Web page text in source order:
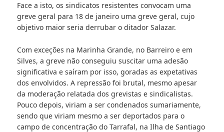
Face a isto, os sindicatos resistentes convocam uma
greve geral para 18 de janeiro uma greve geral, cujo
objetivo maior seria derrubar o ditador Salazar.
Com exceções na Marinha Grande, no Barreiro e em
Silves, a greve não conseguiu suscitar uma adesão
significativa e saíram por isso, goradas as expetativas
dos envolvidos. A repressão foi brutal, mesmo apesar
da moderação relatada dos grevistas e sindicalistas.
Pouco depois, viriam a ser condenados sumariamente,
sendo que viriam mesmo a ser deportados para o
campo de concentração do Tarrafal, na Ilha de Santiago